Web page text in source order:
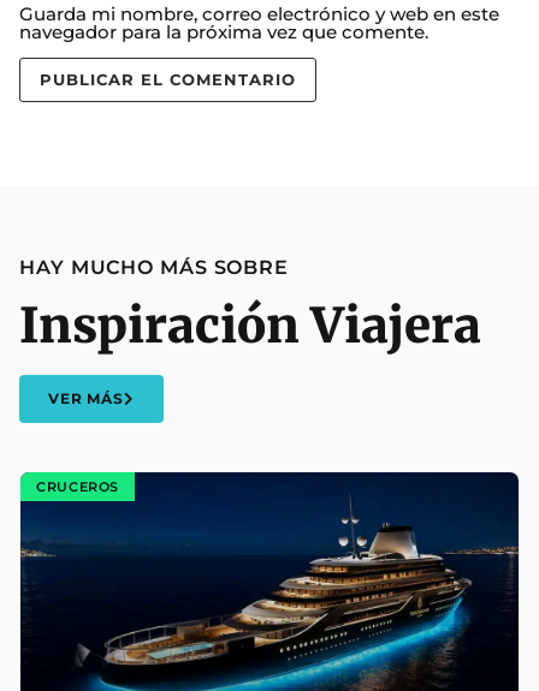
Guarda mi nombre, correo electrónico y web en este
navegador para la próxima vez que comente.
HAY MUCHO MÁS SOBRE
Inspiración Viajera
VER MÁS
CRUCEROS